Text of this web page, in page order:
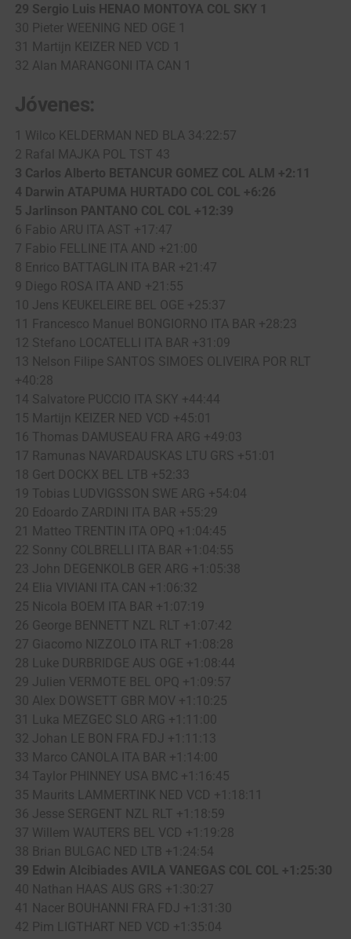
29 Sergio Luis HENAO MONTOYA COL SKY 1
30 Pieter WEENING NED OGE 1
31 Martijn KEIZER NED VCD 1
32 Alan MARANGONI ITA CAN 1
Jóvenes:
1 Wilco KELDERMAN NED BLA 34:22:57
2 Rafal MAJKA POL TST 43
3 Carlos Alberto BETANCUR GOMEZ COL ALM +2:11
4 Darwin ATAPUMA HURTADO COL COL +6:26
5 Jarlinson PANTANO COL COL +12:39
6 Fabio ARU ITA AST +17:47
7 Fabio FELLINE ITA AND +21:00
8 Enrico BATTAGLIN ITA BAR +21:47
9 Diego ROSA ITA AND +21:55
10 Jens KEUKELEIRE BEL OGE +25:37
11 Francesco Manuel BONGIORNO ITA BAR +28:23
12 Stefano LOCATELLI ITA BAR +31:09
13 Nelson Filipe SANTOS SIMOES OLIVEIRA POR RLT
+40:28
14 Salvatore PUCCIO ITA SKY +44:44
15 Martijn KEIZER NED VCD +45:01
16 Thomas DAMUSEAU FRA ARG +49:03
17 Ramunas NAVARDAUSKAS LTU GRS +51:01
18 Gert DOCKX BEL LTB +52:33
19 Tobias LUDVIGSSON SWE ARG +54:04
20 Edoardo ZARDINI ITA BAR +55:29
21 Matteo TRENTIN ITA OPQ +1:04:45
22 Sonny COLBRELLI ITA BAR +1:04:55
23 John DEGENKOLB GER ARG +1:05:38
24 Elia VIVIANI ITA CAN +1:06:32
25 Nicola BOEM ITA BAR +1:07:19
26 George BENNETT NZL RLT +1:07:42
27 Giacomo NIZZOLO ITA RLT +1:08:28
28 Luke DURBRIDGE AUS OGE +1:08:44
29 Julien VERMOTE BEL OPQ +1:09:57
30 Alex DOWSETT GBR MOV +1:10:25
31 Luka MEZGEC SLO ARG +1:11:00
32 Johan LE BON FRA FDJ +1:11:13
33 Marco CANOLA ITA BAR +1:14:00
34 Taylor PHINNEY USA BMC +1:16:45
35 Maurits LAMMERTINK NED VCD +1:18:11
36 Jesse SERGENT NZL RLT +1:18:59
37 Willem WAUTERS BEL VCD +1:19:28
38 Brian BULGAC NED LTB +1:24:54
39 Edwin Alcibiades AVILA VANEGAS COL COL +1:25:30
40 Nathan HAAS AUS GRS +1:30:27
41 Nacer BOUHANNI FRA FDJ +1:31:30
42 Pim LIGTHART NED VCD +1:35:04